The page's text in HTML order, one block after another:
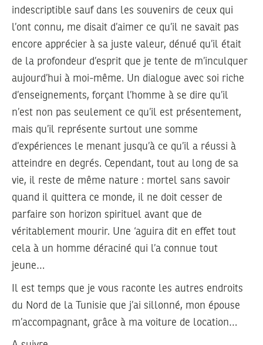
indescriptible sauf dans les souvenirs de ceux qui
l’ont connu, me disait d’aimer ce qu’il ne savait pas
encore apprécier à sa juste valeur, dénué qu’il était
de la profondeur d’esprit que je tente de m’inculquer
aujourd’hui à moi-même. Un dialogue avec soi riche
d’enseignements, forçant l’homme à se dire qu’il
n’est non pas seulement ce qu’il est présentement,
mais qu’il représente surtout une somme
d’expériences le menant jusqu’à ce qu’il a réussi à
atteindre en degrés. Cependant, tout au long de sa
vie, il reste de même nature : mortel sans savoir
quand il quittera ce monde, il ne doit cesser de
parfaire son horizon spirituel avant que de
véritablement mourir. Une ‘aguira dit en effet tout
cela à un homme déraciné qui l’a connue tout
jeune…
Il est temps que je vous raconte les autres endroits
du Nord de la Tunisie que j’ai sillonné, mon épouse
m’accompagnant, grâce à ma voiture de location…